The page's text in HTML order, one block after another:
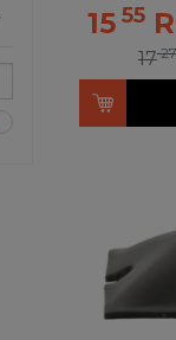
15 55
1727